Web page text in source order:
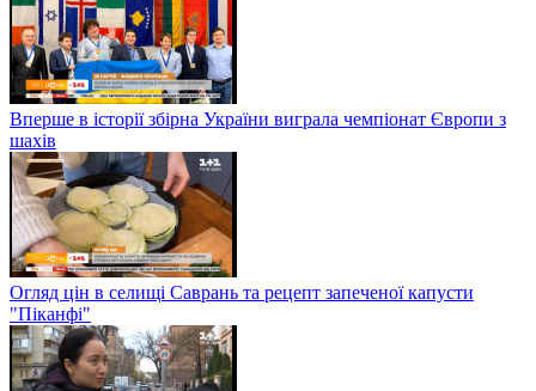
Вперше в історії збірна України виграла чемпіонат Європи з
шахів
Огляд цін в селищі Саврань та рецепт запеченої капусти
"Піканфі"